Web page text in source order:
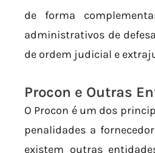
de forma
administrativos de
de ordem judicial e
Procon e Outras
O Procon é um dos
penalidades a
existem outras